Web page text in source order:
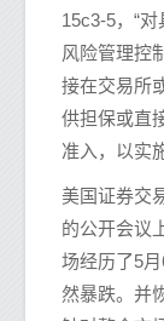
15c3-5，“
风险管理控
接在交易所
供担保或直
准入，以实
美国证券交
的公开会议
场经历了5
然暴跌。并